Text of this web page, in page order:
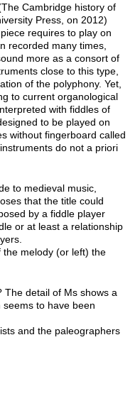
Cambridge history of
Press, on 2012)
requires to play on
recorded many times,
more as a consort of
close to this type,
of the polyphony. Yet,
to current organological
with fiddles of
to be played on
without fingerboard called
do not a priori
to medieval music,
that the title could
by a fiddle player
or at least a relationship
melody (or left) the
The detail of Ms shows a
to have been
and the paleographers